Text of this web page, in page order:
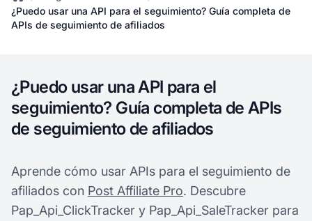
Home
¿Puedo usar una API para el seguimiento? Guía completa de
APIs de seguimiento de afiliados
¿Puedo usar una API para el
seguimiento? Guía completa de APIs
de seguimiento de afiliados
Aprende cómo usar APIs para el seguimiento de
afiliados con Post Affiliate Pro. Descubre
Pap_Api_ClickTracker y Pap_Api_SaleTracker para